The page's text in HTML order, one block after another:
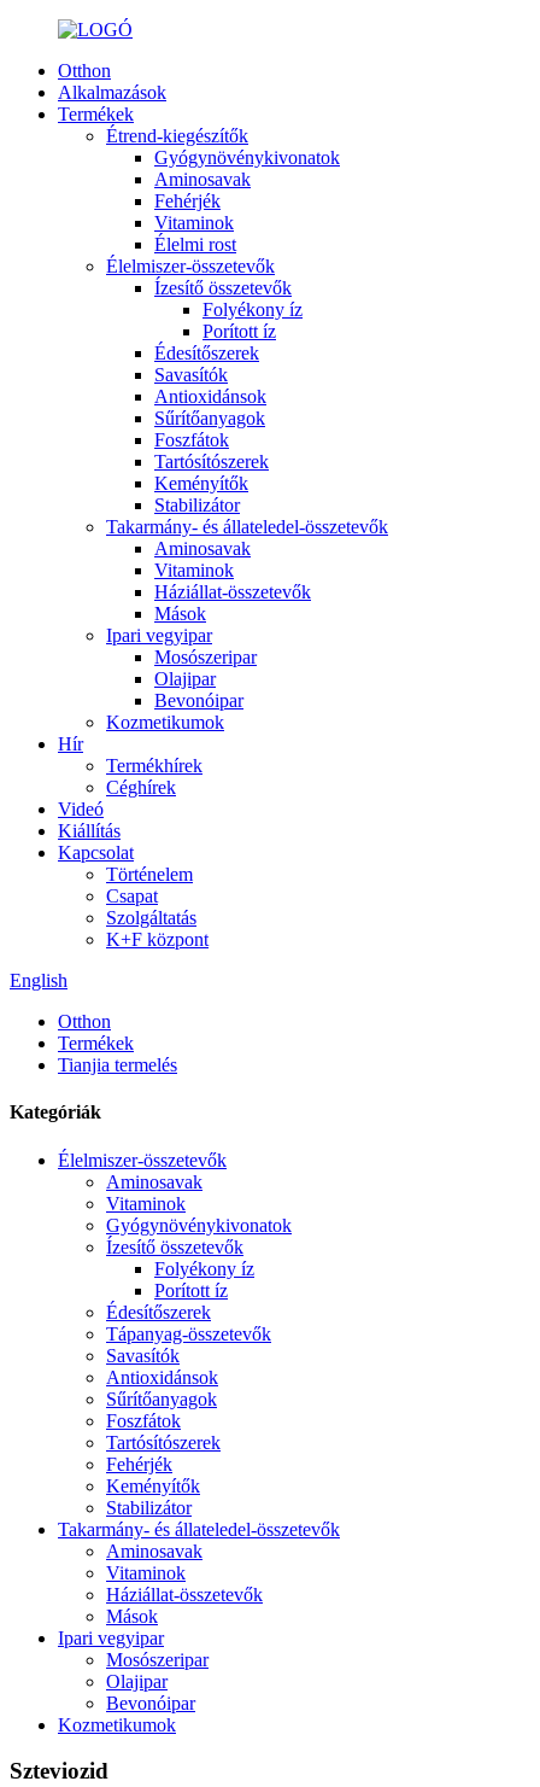
Otthon
Alkalmazások
Termékek
Étrend-kiegészítők
Gyógynövénykivonatok
Aminosavak
Fehérjék
Vitaminok
Élelmi rost
Élelmiszer-összetevők
Ízesítő összetevők
Folyékony íz
Porított íz
Édesítőszerek
Savasítók
Antioxidánsok
Sűrítőanyagok
Foszfátok
Tartósítószerek
Keményítők
Stabilizátor
Takarmány- és állateledel-összetevők
Aminosavak
Vitaminok
Háziállat-összetevők
Mások
Ipari vegyipar
Mosószeripar
Olajipar
Bevonóipar
Kozmetikumok
Hír
Termékhírek
Céghírek
Videó
Kiállítás
Kapcsolat
Történelem
Csapat
Szolgáltatás
K+F központ
English
Otthon
Termékek
Tianjia termelés
Kategóriák
Élelmiszer-összetevők
Aminosavak
Vitaminok
Gyógynövénykivonatok
Ízesítő összetevők
Folyékony íz
Porított íz
Édesítőszerek
Tápanyag-összetevők
Savasítók
Antioxidánsok
Sűrítőanyagok
Foszfátok
Tartósítószerek
Fehérjék
Keményítők
Stabilizátor
Takarmány- és állateledel-összetevők
Aminosavak
Vitaminok
Háziállat-összetevők
Mások
Ipari vegyipar
Mosószeripar
Olajipar
Bevonóipar
Kozmetikumok
Szteviozid